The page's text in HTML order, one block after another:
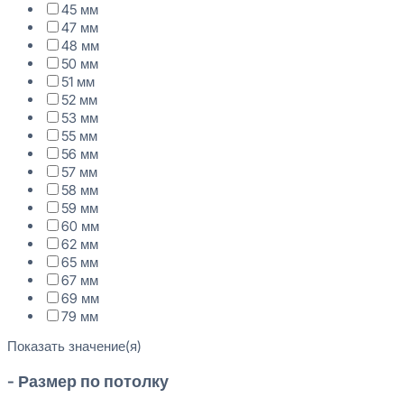
45 мм
47 мм
48 мм
50 мм
51 мм
52 мм
53 мм
55 мм
56 мм
57 мм
58 мм
59 мм
60 мм
62 мм
65 мм
67 мм
69 мм
79 мм
Показать значение(я)
- Размер по потолку